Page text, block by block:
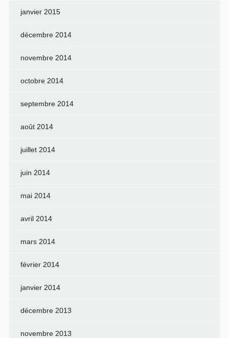
janvier 2015
décembre 2014
novembre 2014
octobre 2014
septembre 2014
août 2014
juillet 2014
juin 2014
mai 2014
avril 2014
mars 2014
février 2014
janvier 2014
décembre 2013
novembre 2013